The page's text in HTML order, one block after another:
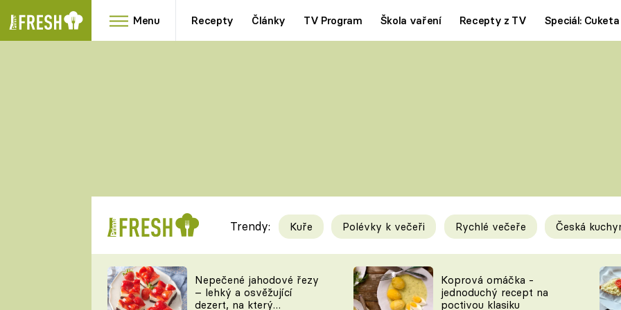
Menu Recepty Články TV Program Škola vaření Recepty z TV Speciál: Cuketa
RYCHLOVKY
Videorecepty
TEĎ VAŘÍ ŠÉF!
Tipy a triky
KAM ZA JÍDLEM
Trendy: Kuře Polévky k večeři Rychlé večeře Česká
Nepečené jahodové řezy
– lehký a osvěžující
dezert, na který
Koprová omáčka -
jednoduchý recept na
poctivou klasiku